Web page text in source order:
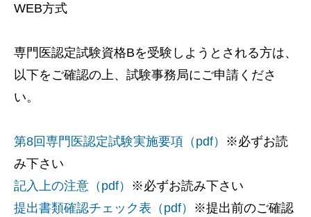
WEB方式
専門医認定試験資格Bを受験しようとされる方は、
以下をご確認の上、試験事務局にご申請くださ
い。
第8回専門医認定試験実施要項（pdf） ※必ずお読
み下さい
記入上の注意（pdf） ※必ずお読み下さい
提出書類確認チェック表（pdf） ※提出前のご確認